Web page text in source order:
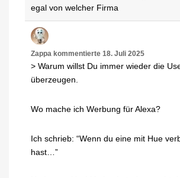
egal von welcher Firma
Zappa kommentierte 18. Juli 2025
> Warum willst Du immer wieder die
überzeugen.
Wo mache ich Werbung für Alexa?
Ich schrieb: “Wenn du eine mit Hue
hast…”